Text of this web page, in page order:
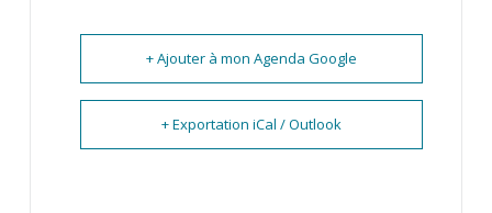
+ Ajouter à mon Agenda Google
+ Exportation iCal / Outlook